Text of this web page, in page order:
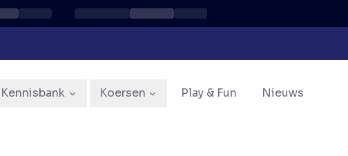
Kennisbank Koersen Play & Fun Nieuws